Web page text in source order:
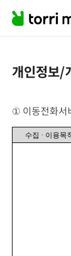
개인정보/
① 이동전화서
수집 · 이용목